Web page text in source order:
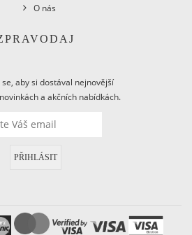
O nás
aby si dostával nejnovější
a akčních nabídkách.
PŘIHLÁSIT